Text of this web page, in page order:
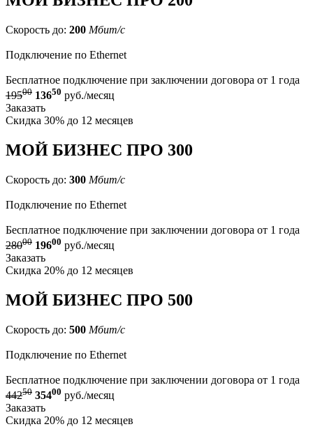
Скорость до: 200 Мбит/с
Подключение по Ethernet
Бесплатное подключение при заключении договора от 1 года
19500 13650 руб./месяц
Заказать
Скидка 30% до 12 месяцев
МОЙ БИЗНЕС ПРО 300
Скорость до: 300 Мбит/с
Подключение по Ethernet
Бесплатное подключение при заключении договора от 1 года
28000 19600 руб./месяц
Заказать
Скидка 20% до 12 месяцев
МОЙ БИЗНЕС ПРО 500
Скорость до: 500 Мбит/с
Подключение по Ethernet
Бесплатное подключение при заключении договора от 1 года
44250 35400 руб./месяц
Заказать
Скидка 20% до 12 месяцев